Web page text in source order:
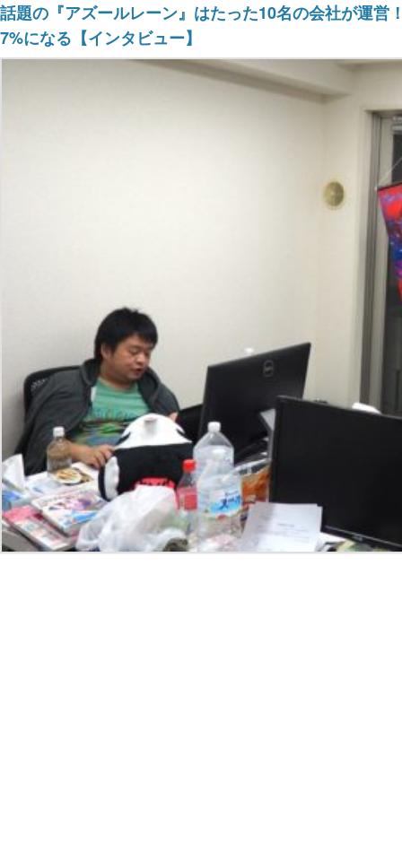
話題の『アズールレーン』はたった10名の会社が運
7%になる【インタビュー】